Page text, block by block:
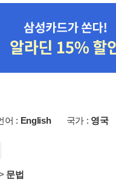
어 : English 국가 : 영국
문법